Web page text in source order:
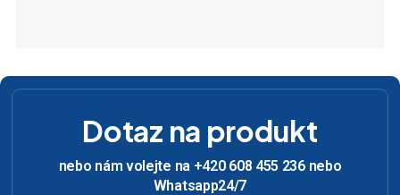
Dotaz na produkt
nebo nám volejte na +420 608 455 236 nebo
Whatsapp24/7